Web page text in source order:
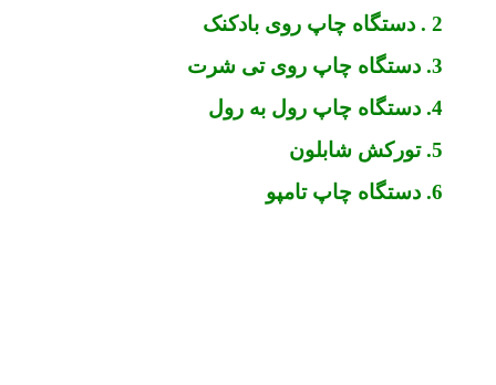
2 . دستگاه چاپ روی بادکنک
3. دستگاه چاپ روی تی شرت
4. دستگاه چاپ رول به رول
5. تورکش شابلون
6. دستگاه چاپ تامپو